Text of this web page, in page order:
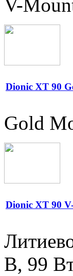
V-
Dionic XT 90
Gold
Dionic XT 90
В, 99